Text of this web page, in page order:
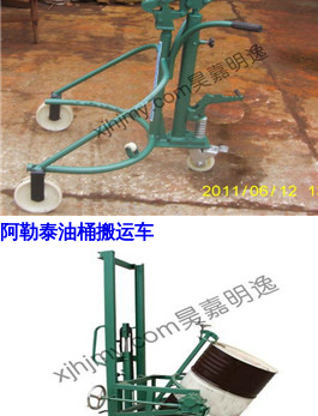
阿勒泰油桶搬运车